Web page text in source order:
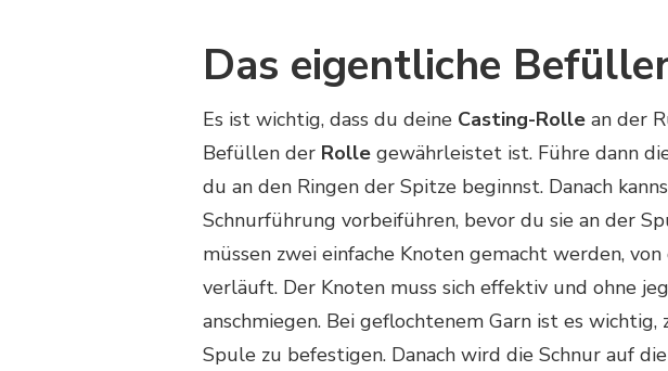
Das eigentliche
Es ist wichtig, dass du deine Casting-Rolle an der
Befüllen der Rolle gewährleistet ist. Führe dann
du an den Ringen der Spitze beginnst. Danach
Schnurführung vorbeiführen, bevor du sie an der
müssen zwei einfache Knoten gemacht werden,
verläuft. Der Knoten muss sich effektiv und ohne
anschmiegen. Bei geflochtenem Garn ist es
Spule zu befestigen. Danach wird die Schnur auf